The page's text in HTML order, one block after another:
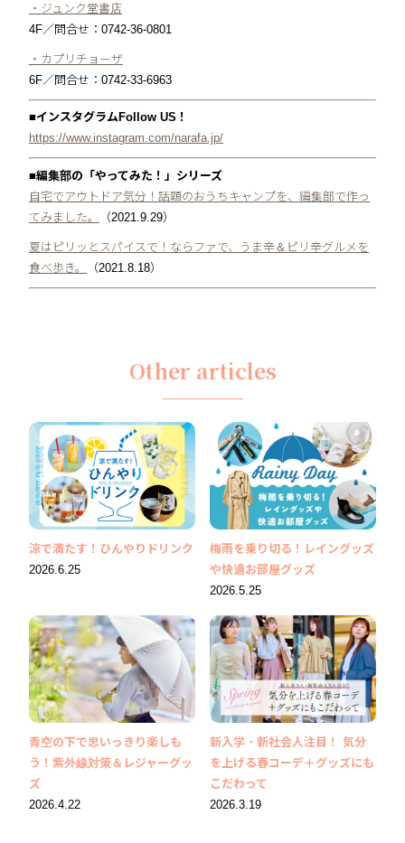
・ジュンク堂書店
4F／問合せ：0742-36-0801
・カプリチョーザ
6F／問合せ：0742-33-6963
■インスタグラムFollow US！
https://www.instagram.com/narafa.jp/
■編集部の「やってみた！」シリーズ
自宅でアウトドア気分！話題のおうちキャンプを、編集部で作っ
てみました。
（2021.9.29）
夏はピリッとスパイスで！ならファで、うま辛＆ピリ辛グルメを
食べ歩き。
（2021.8.18）
Other articles
涼で満たす！ひんやりドリンク
2026.6.25
梅雨を乗り切る！レイングッズ
や快適お部屋グッズ
2026.5.25
青空の下で思いっきり楽しも
う！紫外線対策＆レジャーグッ
ズ
2026.4.22
新入学・新社会人注目！ 気分
を上げる春コーデ＋グッズにも
こだわって
2026.3.19